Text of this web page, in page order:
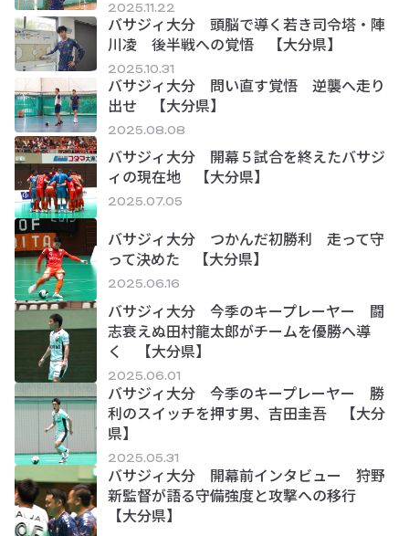
2025.11.22
バサジィ大分 頭脳で導く若き司令塔・陣
川凌 後半戦への覚悟 【大分県】
2025.10.31
バサジィ大分 問い直す覚悟 逆襲へ走り
出せ 【大分県】
2025.08.08
バサジィ大分 開幕５試合を終えたバサジ
ィの現在地 【大分県】
2025.07.05
バサジィ大分 つかんだ初勝利 走って守
って決めた 【大分県】
2025.06.16
バサジィ大分 今季のキープレーヤー 闘
志衰えぬ田村龍太郎がチームを優勝へ導
く 【大分県】
2025.06.01
バサジィ大分 今季のキープレーヤー 勝
利のスイッチを押す男、吉田圭吾 【大分
県】
2025.05.31
バサジィ大分 開幕前インタビュー 狩野
新監督が語る守備強度と攻撃への移行
【大分県】